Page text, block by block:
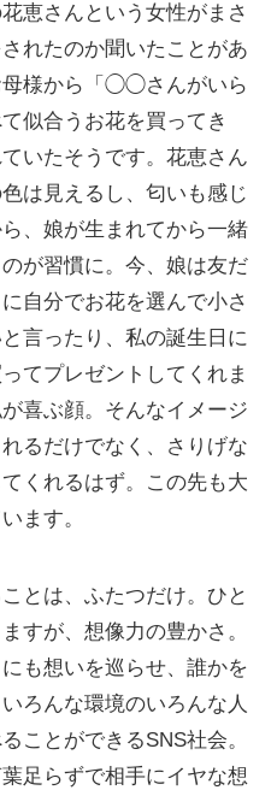
恵さんという女性がまさ
れたのか聞いたことがあ
母様から「◯◯さんがいら
似合うお花を買ってき
いたそうです。花恵さん
は見えるし、匂いも感じ
、娘が生まれてから一緒
が習慣に。今、娘は友だ
自分でお花を選んで小さ
言ったり、私の誕生日に
てプレゼントしてくれま
喜ぶ顔。そんなイメージ
るだけでなく、さりげな
くれるはず。この先も大
ます。
とは、ふたつだけ。ひと
すが、想像力の豊かさ。
も想いを巡らせ、誰かを
ろんな環境のいろんな人
ことができるSNS社会。
足らずで相手にイヤな想